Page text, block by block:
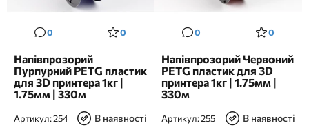
0 0
Напівпрозорий
Пурпурний PETG пластик
для 3D принтера 1кг |
1.75мм | 330м
Артикул:254 В наявності
0 0
Напівпрозорий Червоний
PETG пластик для 3D
принтера 1кг | 1.75мм |
330м
Артикул:255 В наявності